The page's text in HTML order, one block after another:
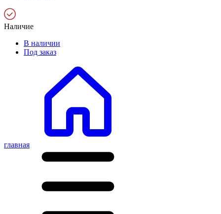
Наличие
В наличии
Под заказ
главная